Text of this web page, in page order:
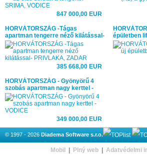
847 000,00 EUR
HORVÁTORSZÁG -Tágas
apartman tengerre néző kilátással-
PRIVLAKA, ZADAR
385 668,00 EUR
épületben
HORVÁTORSZÁG - Gyönyörű 4
szobás apartman nagy kerttel -
VODICE
349 000,00 EUR
© 1997 - 2026 Diadema Software s.r.o.
Mobil Plný web Adatvédelmi